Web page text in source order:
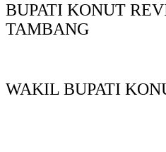
BUPATI KONUT
TAMBANG
WAKIL BUPATI